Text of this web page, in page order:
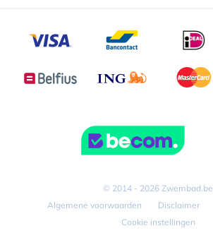
© 2014 - 2026 Zwembad.be
Algemene voorwaarden
Disclaimer
Cookie instellingen